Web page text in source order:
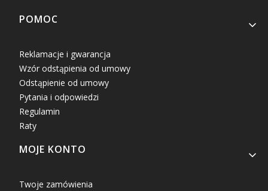
Linki w stopce
POMOC
Reklamacje i gwarancja
Wzór odstąpienia od umowy
Odstąpienie od umowy
Pytania i odpowiedzi
Regulamin
Raty
MOJE KONTO
Twoje zamówienia